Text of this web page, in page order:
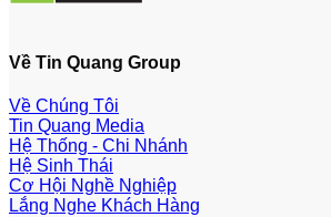
Về Tin Quang Group
Về Chúng Tôi
Tin Quang Media
Hệ Thống - Chi Nhánh
Hệ Sinh Thái
Cơ Hội Nghề Nghiệp
Lắng Nghe Khách Hàng